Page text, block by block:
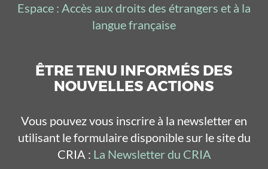
Espace : Accès aux droits des étrangers et à la
langue française
ÊTRE TENU INFORMÉS DES
NOUVELLES ACTIONS
Vous pouvez vous inscrire à la newsletter en
utilisant le formulaire disponible sur le site du
CRIA : La Newsletter du CRIA